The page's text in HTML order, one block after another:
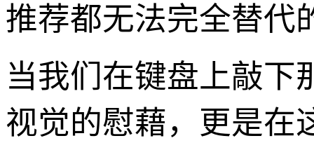
推荐都无法完全替代
当我们在键盘上敲下
视觉的慰藉，更是在